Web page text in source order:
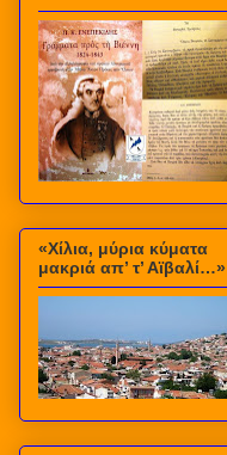
«Χίλια, μύρια κύματα
μακριά απ’ τ’ Αϊβαλί…»